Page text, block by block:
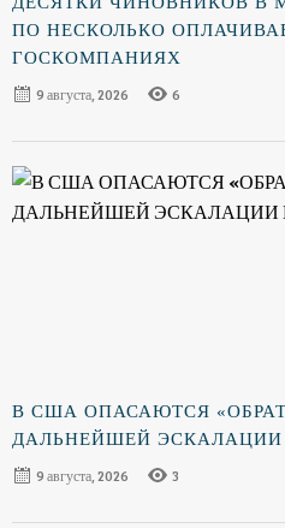
ПО НЕСКОЛЬКО
ГОСКОМПАНИЯХ
9 августа, 2026
6
В США ОПАСАЮТСЯ
ДАЛЬНЕЙШЕЙ
9 августа, 2026
3